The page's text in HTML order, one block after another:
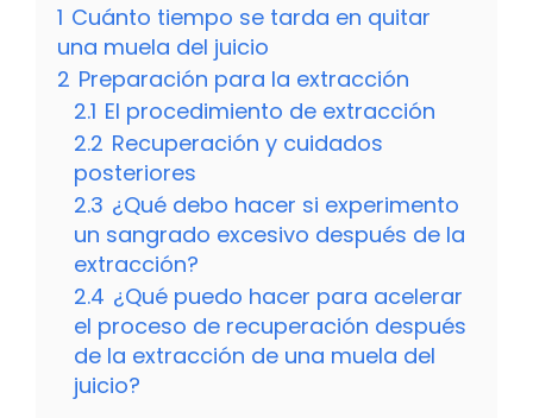
1 Cuánto tiempo se tarda en quitar
una muela del juicio
2 Preparación para la extracción
2.1 El procedimiento de extracción
2.2 Recuperación y cuidados
posteriores
2.3 ¿Qué debo hacer si experimento
un sangrado excesivo después de la
extracción?
2.4 ¿Qué puedo hacer para acelerar
el proceso de recuperación después
de la extracción de una muela del
juicio?